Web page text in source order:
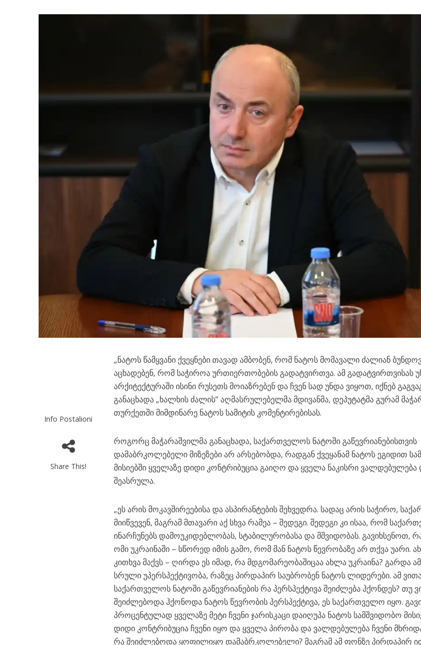
Info Postalioni
Share This!
„ნატოს წამყვანი ქვეყნები თავად ამბობენ, რომ ნატოს მომავალი ძალიან
აცხადებენ, რომ საჭიროა ურთიერთობების გადატვირთვა. ამ გადატვირთვისას
არქიტექტურაში ისინი რუსეთს მოიაზრებენ და ჩვენ სად უნდა ვიყოთ, იქნებ
განაცხადა „ხალხის ძალის“ აღმასრულებელმა მდივანმა, დეპუტატმა გურამ
თურქეთში მიმდინარე ნატოს სამიტის კომენტირებისას.
როგორც მაჭარაშვილმა განაცხადა, საქართველოს ნატოში გაწევრიანებისთვის
დამაბრკოლებელი მიზეზები არ არსებობდა, რადგან ქვეყანამ ნატოს ეგიდით
მისიებში ყველაზე დიდი კონტრიბუცია გაიღო და ყველა ნაკისრი
შეასრულა.
„ეს არის მოკავშირეებისა და ასპირანტების შეხვედრა. სადაც არის საჭირო,
მიიწვევენ, მაგრამ მთავარი აქ სხვა რამეა – შედეგი. შედეგი კი ისაა, რომ
ინარჩუნებს დამოუკიდებლობას, სტაბილურობასა და მშვიდობას. გავიხსენოთ,
ომი უკრაინაში – სწორედ იმის გამო, რომ მან ნატოს წევრობაზე არ თქვა უარი.
კითხვა მაქვს – ღირდა ეს იმად, რა მდგომარეობაშიცაა ახლა უკრაინა? გარდა
სრული უპერსპექტივობა, რაზეც პირდაპირ საუბრობენ ნატოს ლიდერები. ამ
საქართველოს ნატოში გაწევრიანების რა პერსპექტივა შეიძლება ჰქონდეს? თუ
შეიძლებოდა ჰქონოდა ნატოს წევრობის პერსპექტივა, ეს საქართველო იყო.
პროცენტულად ყველაზე მეტი ჩვენი ჯარისკაცი დაიღუპა ნატოს სამშვიდობო
დიდი კონტრიბუცია ჩვენი იყო და ყველა პირობა და ვალდებულება ჩვენი
რა შეიძლებოდა ყოფილიყო დამაბრკოლებელი? მაგრამ ამ ფონზე პირდაპირ